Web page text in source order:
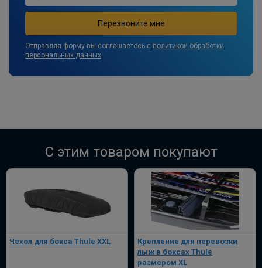
Отправляя форму вы соглашаетесь с политикой обработки
персональных данных.
C этим товаром покупают
Чехол для бокса Thule XXL
Крепление для перевозки
лыж в боксах Thule
размером XL